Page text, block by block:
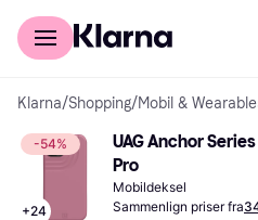
For kunder
Klarna/Shopping/Mobil &
-54%
+24
UAG Anchor
Pro
Mobildeksel
Sammenlign priser fra